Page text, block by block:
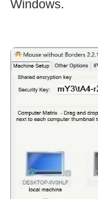
Windows.